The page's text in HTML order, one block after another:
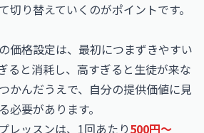
切り替えていくのがポイントです。
価格設定は、最初につまずきやすい
ると消耗し、高すぎると生徒が来な
かんだうえで、自分の提供価値に見
必要があります。
レッスンは、1回あたり500円〜